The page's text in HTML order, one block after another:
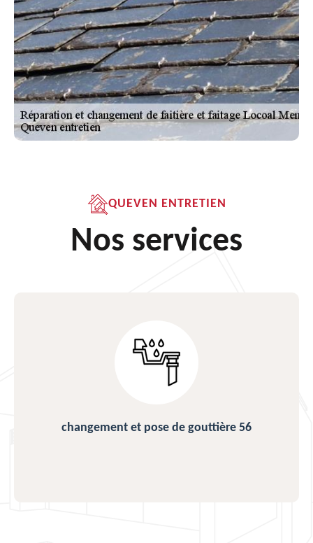
QUEVEN ENTRETIEN
Nos services
changement et pose de gouttière 56